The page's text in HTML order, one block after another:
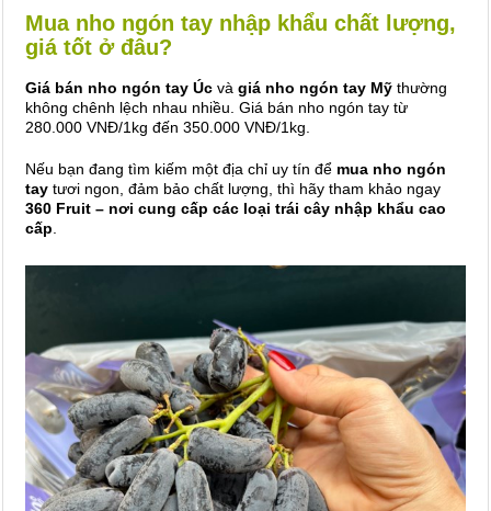
Mua nho ngón tay nhập khẩu chất lượng,
giá tốt ở đâu?
Giá bán nho ngón tay Úc và giá nho ngón tay Mỹ thường
không chênh lệch nhau nhiều. Giá bán nho ngón tay từ
280.000 VNĐ/1kg đến 350.000 VNĐ/1kg.
Nếu bạn đang tìm kiếm một địa chỉ uy tín để mua nho ngón
tay tươi ngon, đảm bảo chất lượng, thì hãy tham khảo ngay
360 Fruit – nơi cung cấp các loại trái cây nhập khẩu cao
cấp